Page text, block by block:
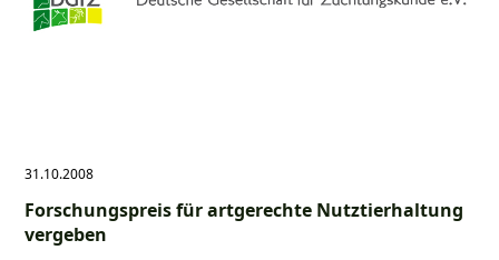
31.10.2008
Forschungspreis für artgerechte Nutztierhaltung
vergeben